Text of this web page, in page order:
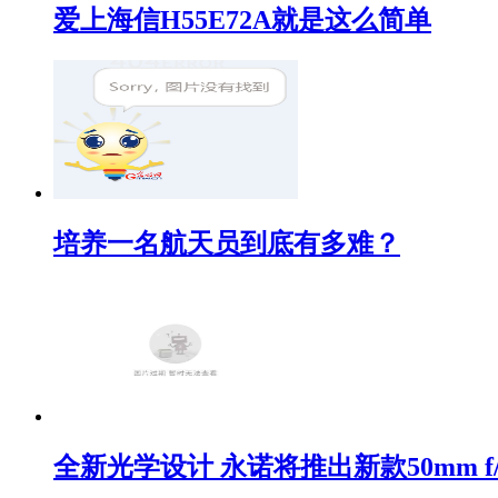
爱上海信H55E72A就是这么简单
培养一名航天员到底有多难？
全新光学设计 永诺将推出新款50mm